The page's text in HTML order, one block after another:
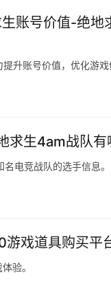
账号价值-绝
升账号价值，优化游戏
求生4am战队有
电竞战队的选手信息。
戏道具购买平
验。